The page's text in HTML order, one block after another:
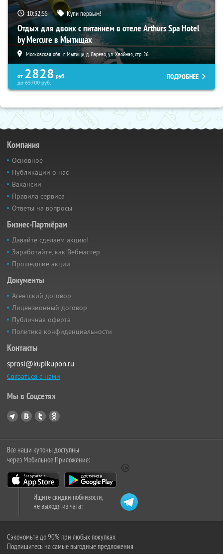
10:32:54 Купи первым!
Отдых для двоих с питанием в отеле Arthurs Spa Hotel
by Mercure в Мытищах
Московская обл., г. Мытищи, д. Ларево, ул. Хвойная, стр. 26
от 2828 руб.
до65700руб.
ПОДРОБНЕЕ
Компания
Основное
Публикации о нас
Вакансии
Правила сервиса
Ответы на вопросы
Бизнес-Партнёрам
Давайте сделаем акцию!
Заработайте, как Вебмастер
Прошедшие акции
Документы
Агентский договор
Лицензионный договор
Публичная оферта
Политика конфиденциальности
Контакты
sprosi@kupikupon.ru
Связаться с нами
Мы в Соцсетях
Все наши купоны доступны
через Мобильное Приложение:
Ищите скидки поблизости,
не выходя из чата:
Сэкономьте до 90% при любых покупках
Подпишитесь на самые выгодные предложения